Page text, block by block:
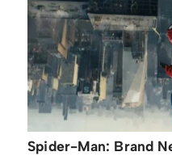
Spider-Man: Brand